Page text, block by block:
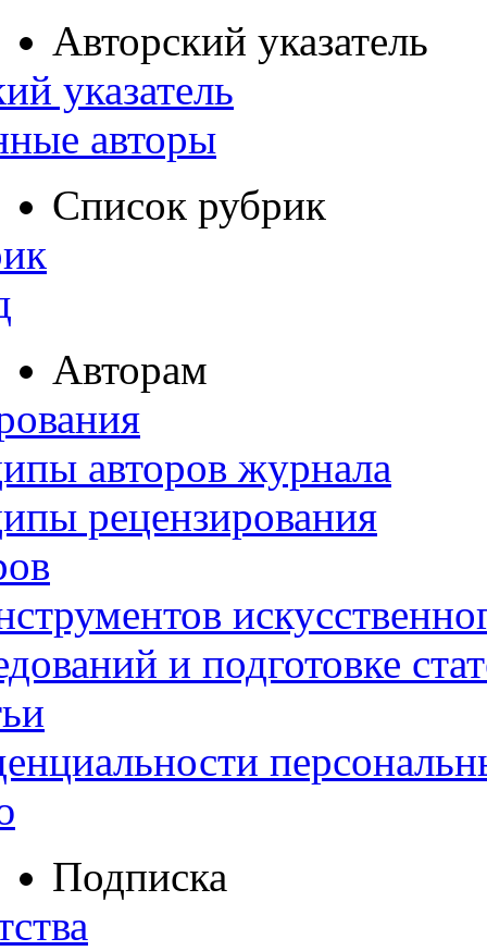
Авторский указатель
указатель
авторы
Список рубрик
Авторам
авторов журнала
рецензирования
и подготовке
Подписка